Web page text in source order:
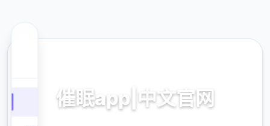
催眠app|中文官网